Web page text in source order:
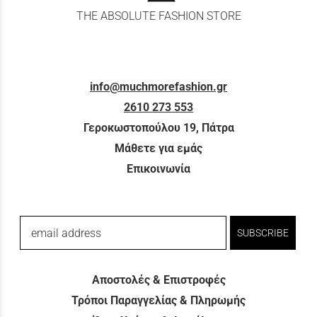
THE ABSOLUTE FASHION STORE
info@muchmorefashion.gr
2610 273 553
Γεροκωστοπούλου 19, Πάτρα
Μάθετε για εμάς
Επικοινωνία
email address SUBSCRIBE
Αποστολές & Επιστροφές
Τρόποι Παραγγελίας & Πληρωμής